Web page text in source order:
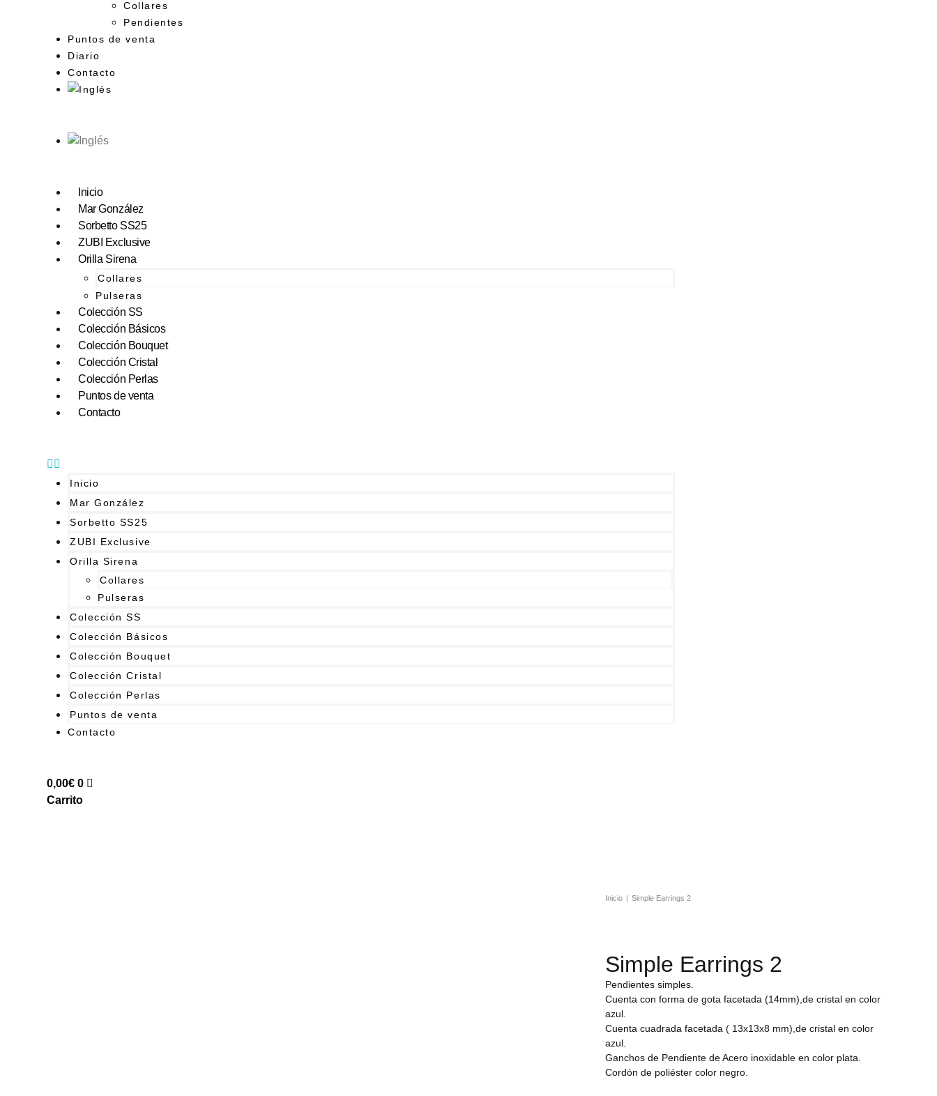
Collares
Pendientes
Puntos de venta
Diario
Contacto
Inicio
Mar González
Sorbetto SS25
ZUBI Exclusive
Orilla Sirena
Collares
Pulseras
Colección SS
Colección Básicos
Colección Bouquet
Colección Cristal
Colección Perlas
Puntos de venta
Contacto
Inicio
Mar González
Sorbetto SS25
ZUBI Exclusive
Orilla Sirena
Collares
Pulseras
Colección SS
Colección Básicos
Colección Bouquet
Colección Cristal
Colección Perlas
Puntos de venta
Contacto
0,00€ 0
Carrito
Inicio | Simple Earrings 2
Simple Earrings 2
Pendientes simples.
Cuenta con forma de gota facetada (14mm),de cristal en color
azul.
Cuenta cuadrada facetada ( 13x13x8 mm),de cristal en color
azul.
Ganchos de Pendiente de Acero inoxidable en color plata.
Cordón de poliéster color negro.